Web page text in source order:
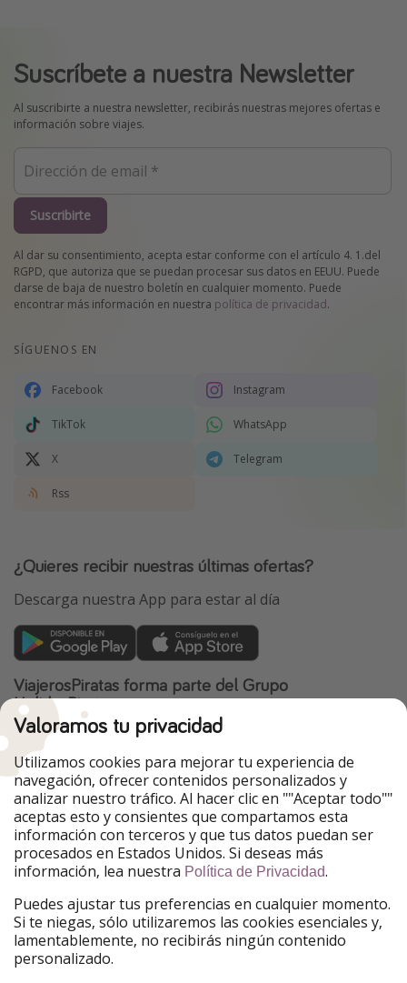
Suscríbete a nuestra Newsletter
Al suscribirte a nuestra newsletter, recibirás nuestras mejores ofertas e
información sobre viajes.
Suscribirte
Al dar su consentimiento, acepta estar conforme con el artículo 4. 1.del
RGPD, que autoriza que se puedan procesar sus datos en EEUU. Puede
darse de baja de nuestro boletín en cualquier momento. Puede
encontrar más información en nuestra política de privacidad.
SÍGUENOS EN
Facebook Instagram
TikTok WhatsApp
X Telegram
Rss
¿Quieres recibir nuestras últimas ofertas?
Descarga nuestra App para estar al día
ViajerosPiratas forma parte del Grupo
HolidayPirates
Nuestros mercados
PiratinViaggio
HolidayPirates
VakantiePiraten
WakacyjniPiraci
VoyagesPirates
Ferienpiraten
Urlaubspiraten
Urlaubspiraten
TravelPirates
Nuestro grupo
HolidayPirates Group
Conócenos mejor
Sobre ViajerosPiratas
Información legal
Valoramos tu privacidad
Utilizamos cookies para mejorar tu experiencia de
navegación, ofrecer contenidos personalizados y
analizar nuestro tráfico. Al hacer clic en ""Aceptar todo""
aceptas esto y consientes que compartamos esta
información con terceros y que tus datos puedan ser
procesados en Estados Unidos. Si deseas más
información, lea nuestra Política de Privacidad.
Puedes ajustar tus preferencias en cualquier momento.
Si te niegas, sólo utilizaremos las cookies esenciales y,
lamentablemente, no recibirás ningún contenido
personalizado.